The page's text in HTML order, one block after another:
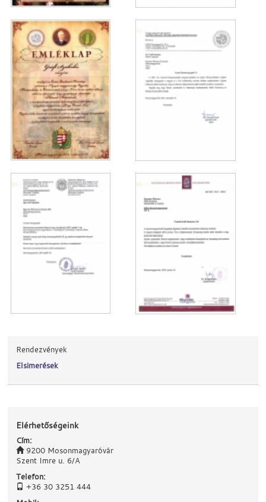
Rendezvények
Elsimerések
Elérhetőségeink
Cím:
9200 Mosonmagyaróvár
Szent Imre u. 6/A
Telefon:
+36 30 3251 444